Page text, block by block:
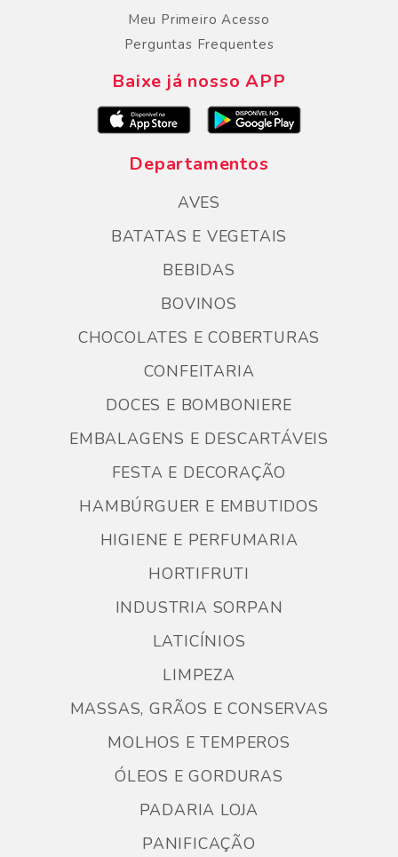
Meu Primeiro Acesso
Perguntas Frequentes
Baixe já nosso APP
Departamentos
AVES
BATATAS E VEGETAIS
BEBIDAS
BOVINOS
CHOCOLATES E COBERTURAS
CONFEITARIA
DOCES E BOMBONIERE
EMBALAGENS E DESCARTÁVEIS
FESTA E DECORAÇÃO
HAMBÚRGUER E EMBUTIDOS
HIGIENE E PERFUMARIA
HORTIFRUTI
INDUSTRIA SORPAN
LATICÍNIOS
LIMPEZA
MASSAS, GRÃOS E CONSERVAS
MOLHOS E TEMPEROS
ÓLEOS E GORDURAS
PADARIA LOJA
PANIFICAÇÃO